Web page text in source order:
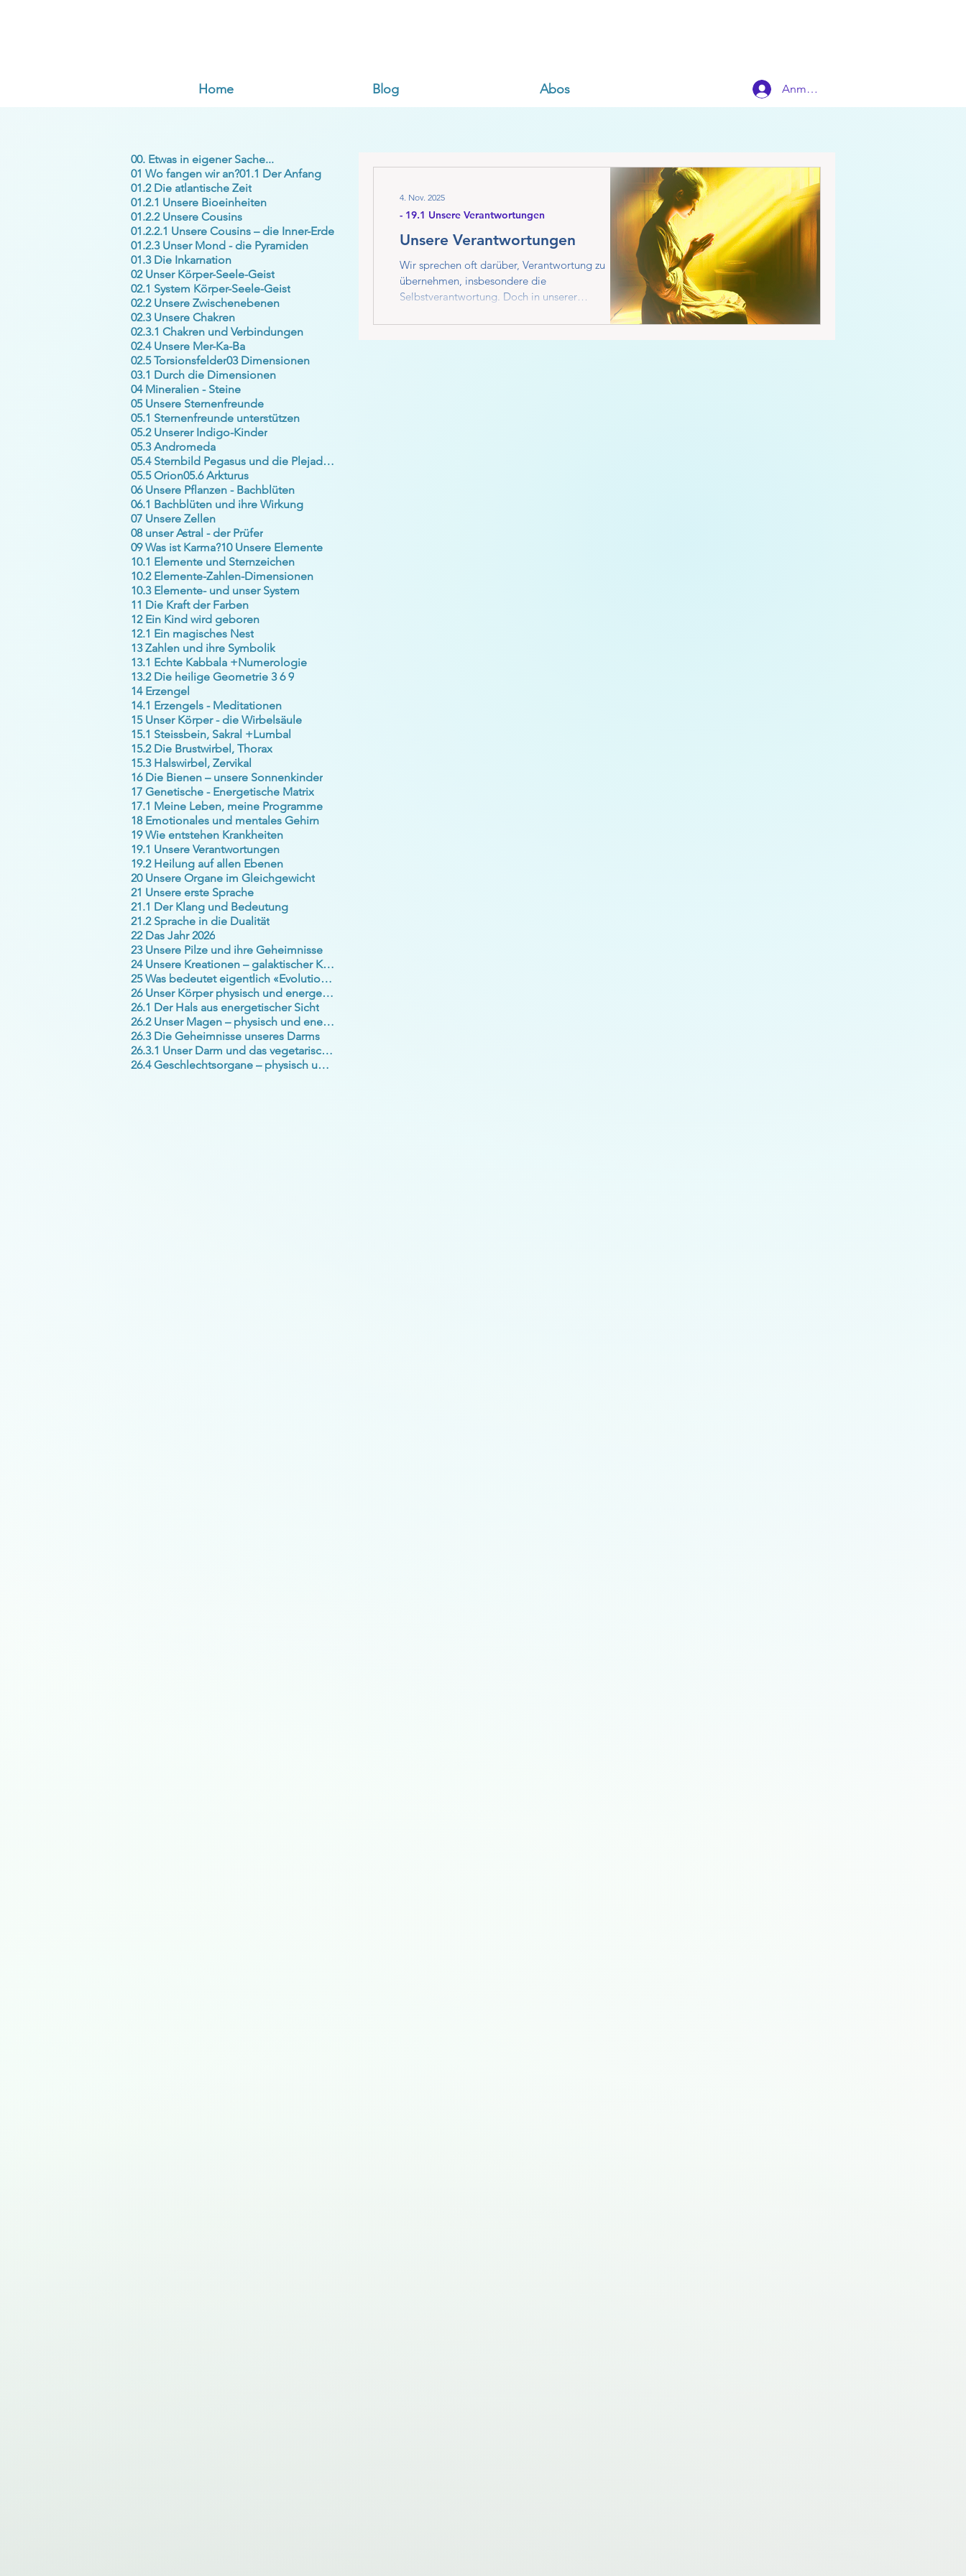
Home Blog Abos Anmelden
00. Etwas in eigener Sache...
01 Wo fangen wir an?01.1 Der Anfang
01.2 Die atlantische Zeit
01.2.1 Unsere Bioeinheiten
01.2.2 Unsere Cousins
01.2.2.1 Unsere Cousins – die Inner-Erde
01.2.3 Unser Mond - die Pyramiden
01.3 Die Inkarnation
02 Unser Körper-Seele-Geist
02.1 System Körper-Seele-Geist
02.2 Unsere Zwischenebenen
02.3 Unsere Chakren
02.3.1 Chakren und Verbindungen
02.4 Unsere Mer-Ka-Ba
02.5 Torsionsfelder03 Dimensionen
03.1 Durch die Dimensionen
04 Mineralien - Steine
05 Unsere Sternenfreunde
05.1 Sternenfreunde unterstützen
05.2 Unserer Indigo-Kinder
05.3 Andromeda
05.4 Sternbild Pegasus und die Plejaden
05.5 Orion05.6 Arkturus
06 Unsere Pflanzen - Bachblüten
06.1 Bachblüten und ihre Wirkung
07 Unsere Zellen
08 unser Astral - der Prüfer
09 Was ist Karma?10 Unsere Elemente
10.1 Elemente und Sternzeichen
10.2 Elemente-Zahlen-Dimensionen
10.3 Elemente- und unser System
11 Die Kraft der Farben
12 Ein Kind wird geboren
12.1 Ein magisches Nest
13 Zahlen und ihre Symbolik
13.1 Echte Kabbala +Numerologie
13.2 Die heilige Geometrie 3 6 9
14 Erzengel
14.1 Erzengels - Meditationen
15 Unser Körper - die Wirbelsäule
15.1 Steissbein, Sakral +Lumbal
15.2 Die Brustwirbel, Thorax
15.3 Halswirbel, Zervikal
16 Die Bienen – unsere Sonnenkinder
17 Genetische - Energetische Matrix
17.1 Meine Leben, meine Programme
18 Emotionales und mentales Gehirn
19 Wie entstehen Krankheiten
19.1 Unsere Verantwortungen
19.2 Heilung auf allen Ebenen
20 Unsere Organe im Gleichgewicht
21 Unsere erste Sprache
21.1 Der Klang und Bedeutung
21.2 Sprache in die Dualität
22 Das Jahr 2026
23 Unsere Pilze und ihre Geheimnisse
24 Unsere Kreationen – galaktischer Krieg
25 Was bedeutet eigentlich «Evolution»?
26 Unser Körper physisch und energetisch - der Kopf
26.1 Der Hals aus energetischer Sicht
26.2 Unser Magen – physisch und energetisch
26.3 Die Geheimnisse unseres Darms
26.3.1 Unser Darm und das vegetarische Essen
26.4 Geschlechtsorgane – physisch und energetisch
Unsere Verantwortungen
Wir sprechen oft darüber, Verantwortung zu
übernehmen, insbesondere die
Selbstverantwortung. Doch in unserer
gegenwärtigen Realität, die von der Dualität
geprägt ist, wirkt das Wort Verantwortung eher
abschreckend auf uns Menschen. Mit den
- 19.1 Unsere Verantwortungen
4. Nov. 2025